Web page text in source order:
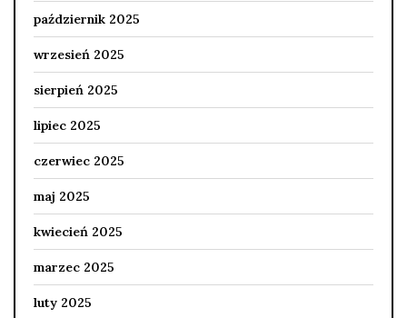
październik 2025
wrzesień 2025
sierpień 2025
lipiec 2025
czerwiec 2025
maj 2025
kwiecień 2025
marzec 2025
luty 2025